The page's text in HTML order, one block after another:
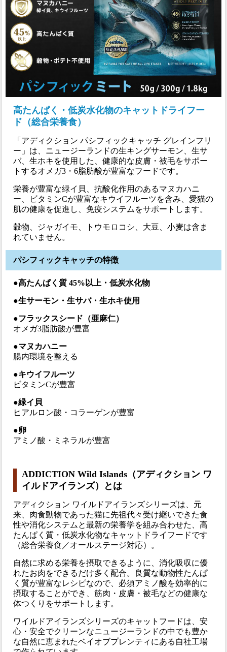
高たんぱく・低炭水化物のキャットドライフー
ド（総合栄養食）
「アディクション パシフィックキャッチ グレインフリ
ー」は、ニュージーランドの生キングサーモン、生サ
バ、生ホキを使用した、健康的な皮膚・被毛をサポー
トするオメガ3・6脂肪酸が豊富なフードです。
栄養が豊富な緑イ貝、抗酸化作用のあるマヌカハニ
ー、ビタミンCが豊富なキウイフルーツを含み、愛猫の
肌の健康を促進し、免疫システムをサポートします。
穀物、ジャガイモ、トウモロコシ、大豆、小麦は含ま
れていません。
パシフィックキャッチの特徴
●高たんぱく質 45%以上・低炭水化物
●生サーモン・生サバ・生ホキ使用
●フラックスシード（亜麻仁）
オメガ3脂肪酸が豊富
●マヌカハニー
腸内環境を整える
●キウイフルーツ
ビタミンCが豊富
●緑イ貝
ヒアルロン酸・コラーゲンが豊富
●卵
アミノ酸・ミネラルが豊富
ADDICTION Wild Islands（アディクション ワ
イルドアイランズ）とは
アディクション ワイルドアイランズシリーズは、元
来、肉食動物であった猫に先祖代々受け継いできた食
性や消化システムと最新の栄養学を組み合わせた、高
たんぱく質・低炭水化物なキャットドライフードです
（総合栄養食／オールステージ対応）。
自然に求める栄養を摂取できるように、消化吸収に優
れたお肉をできるだけ多く配合。良質な動物性たんぱ
く質が豊富なレシピなので、必須アミノ酸を効率的に
摂取することができ、筋肉・皮膚・被毛などの健康な
体つくりをサポートします。
ワイルドアイランズシリーズのキャットフードは、安
心・安全でクリーンなニュージーランドの中でも豊か
な自然に恵まれたベイオブプレンティにある自社工場